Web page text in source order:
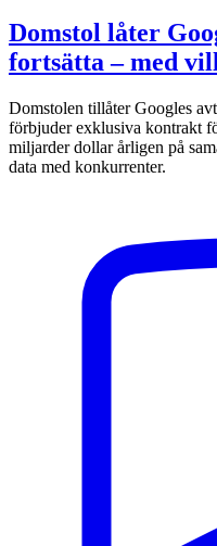
Domstol låter
fortsätta – med
Domstolen tillåter Googles
förbjuder exklusiva kontrakt
miljarder dollar årligen på
data med konkurrenter.